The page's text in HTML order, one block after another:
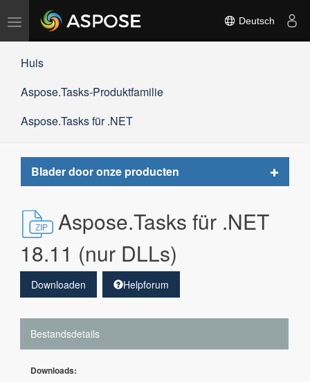
Navigation
umschalten
Deutsch
Huis
Aspose.Tasks-Produktfamilie
Aspose.Tasks für .NET
Blader door onze producten
Toggle
Aspose.Tasks für .NET
18.11 (nur DLLs)
Downloaden Helpforum
Bestandsdetails
Downloads: